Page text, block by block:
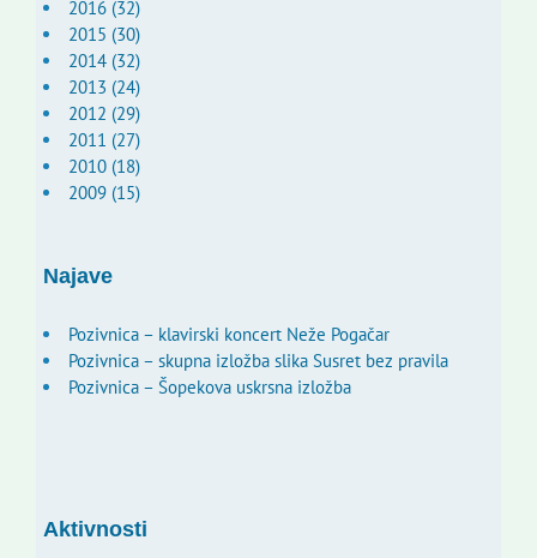
2016 (32)
2015 (30)
2014 (32)
2013 (24)
2012 (29)
2011 (27)
2010 (18)
2009 (15)
Najave
Pozivnica – klavirski koncert Neže Pogačar
Pozivnica – skupna izložba slika Susret bez pravila
Pozivnica – Šopekova uskrsna izložba
Aktivnosti